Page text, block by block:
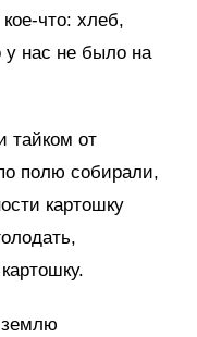
что: хлеб,
у нас не было на
тайком от
полю собирали,
картошку